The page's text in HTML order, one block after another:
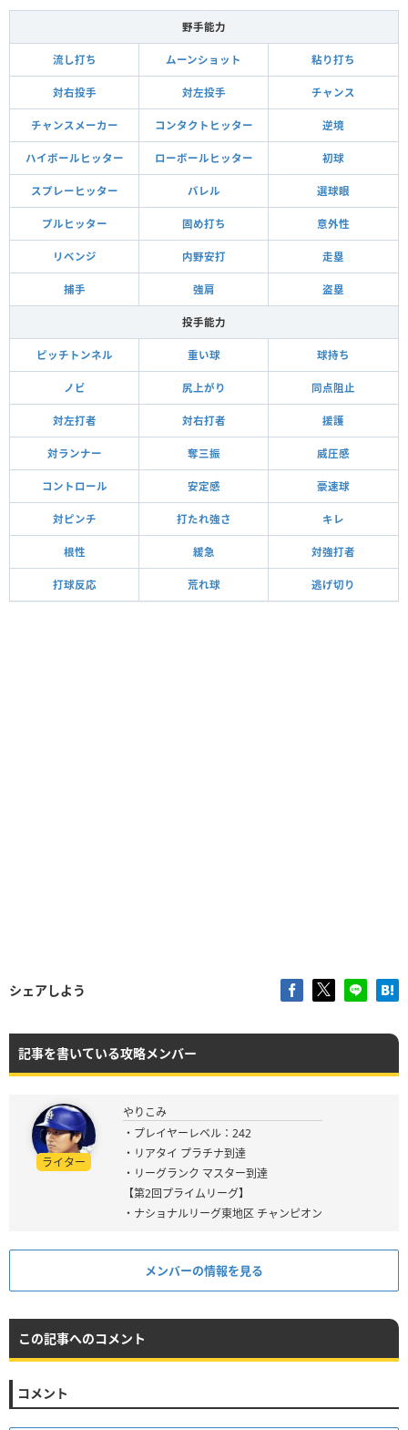
野手能力
流し打ち ムーンショット 粘り打ち
対右投手 対左投手 チャンス
チャンスメーカー コンタクトヒッター 逆境
ハイボールヒッター ローボールヒッター 初球
スプレーヒッター バレル 選球眼
プルヒッター 固め打ち 意外性
リベンジ 内野安打 走塁
捕手 強肩 盗塁
投手能力
ピッチトンネル 重い球 球持ち
ノビ 尻上がり 同点阻止
対左打者 対右打者 援護
対ランナー 奪三振 威圧感
コントロール 安定感 豪速球
対ピンチ 打たれ強さ キレ
根性 緩急 対強打者
打球反応 荒れ球 逃げ切り
シェアしよう
記事を書いている攻略メンバー
ライター
やりこみ
・プレイヤーレベル：242
・リアタイ プラチナ到達
・リーグランク マスター到達
【第2回プライムリーグ】
・ナショナルリーグ東地区 チャンピオン
メンバーの情報を見る
この記事へのコメント
コメント